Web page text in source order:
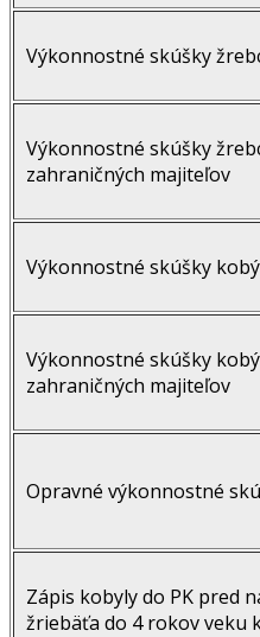
Výkonnostné skúšky
Výkonnostné skúšky
zahraničných majiteľov
Výkonnostné skúšky
Výkonnostné skúšky
zahraničných majiteľov
Opravné výkonnostné
Zápis kobyly do PK pred
žriebäťa do 4 rokov veku